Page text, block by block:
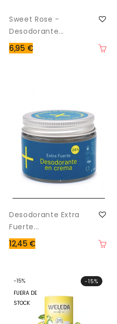
Sweet Rose -
Desodorante...
6,95 €
Desodorante Extra
Fuerte...
12,45 €
-15%
FUERA DE
STOCK
-15%